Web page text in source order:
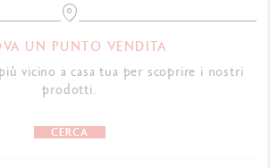
UN PUNTO VENDITA
vicino a casa tua per scoprire i nostri
prodotti.
CERCA